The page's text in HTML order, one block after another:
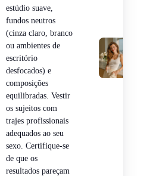
estúdio suave,
fundos neutros
(cinza claro, branco
ou ambientes de
escritório
desfocados) e
composições
equilibradas. Vestir
os sujeitos com
trajes profissionais
adequados ao seu
sexo. Certifique-se
de que os
resultados pareçam